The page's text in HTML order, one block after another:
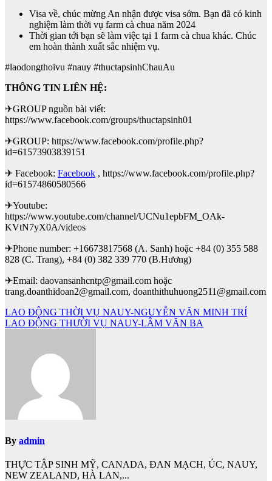
Visa về, chúc mừng An nhận được visa sớm. Bạn đã có kinh
nghiệm làm thời vụ farm cà chua năm 2024
Thời gian tới bạn sẽ làm việc tại 1 farm cà chua khác. Chúc
em hoàn thành xuất sắc nhiệm vụ.
#laodongthoivu #nauy #thuctapsinhChauAu
THÔNG TIN LIÊN HỆ:
✈GROUP nguồn bài viết:
https://www.facebook.com/groups/thuctapsinh01
✈GROUP: https://www.facebook.com/profile.php?
id=61573903839151
✈ Facebook: Facebook , https://www.facebook.com/profile.php?
id=61574860580566
✈Youtube:
https://www.youtube.com/channel/UCNu1epbFM_OAk-
KVtN7yX0A/videos
✈Phone number: +16673817568 (A. Sanh) hoặc +84 (0) 355 588
828 (C. Trang), +84 (0) 382 339 770 (B.Hương)
✈Email: daovansanhcntp@gmail.com hoặc
trang.doanthidoan2@gmail.com, doanthithuhuong2511@gmail.com
Điều
hướng
LAO ĐỘNG THỜI VỤ NAUY-NGUYỄN VĂN MINH TRÍ
LAO ĐỘNG THƯỜI VỤ NAUY-LÂM VĂN BA
By admin
THỰC TẬP SINH MỸ, CANADA, ĐAN MẠCH, ÚC, NAUY,
NEW ZEALAND, HÀ LAN,...